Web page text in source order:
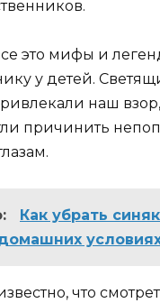
это мифы и
у детей.
наш
причинить
Как убрать
что